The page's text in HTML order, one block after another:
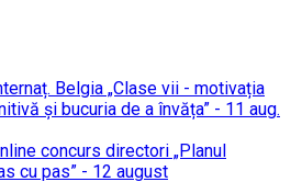
Belgia „Clase vii - motivația
și bucuria de a învăța” - 11 aug.
concurs directori „Planul
cu pas” - 12 august